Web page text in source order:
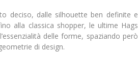
deciso, dalle silhouette ben definite e
alla classica shopper, le ultime Hags
delle forme, spaziando però
di design.